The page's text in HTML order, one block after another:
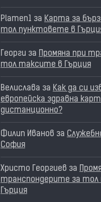
Plamen1 за Карта за
тол пунктовете в
Георги за
Промяна при
тол таксите в Гърция
Велислава за Как да си
европейска здравна
дистанционно?
Филип Иванов за
София
Христо Георгиев за
транспондерите за
Гърция